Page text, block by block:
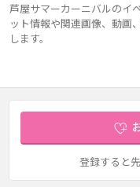
芦屋サマーカーニバルのイ
ット情報や関連画像、動画
します。
登録すると